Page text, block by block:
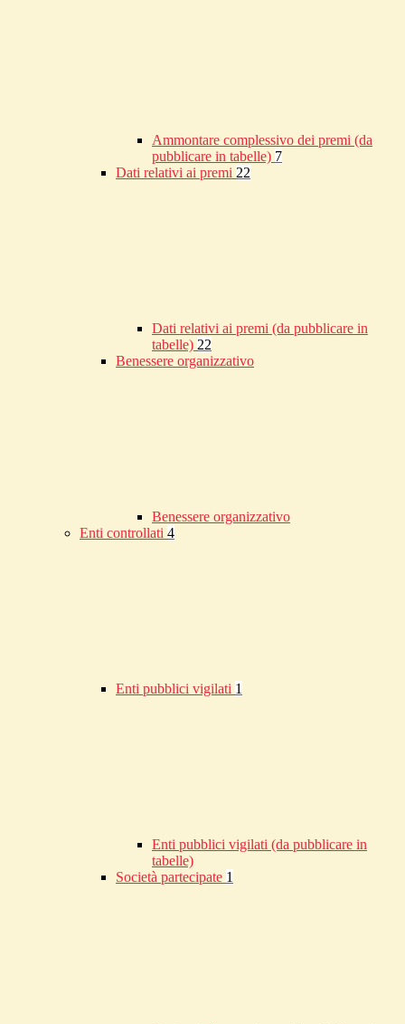
Ammontare complessivo dei premi (da
pubblicare in tabelle) 7
Dati relativi ai premi 22
Dati relativi ai premi (da pubblicare in
tabelle) 22
Benessere organizzativo
Benessere organizzativo
Enti controllati 4
Enti pubblici vigilati 1
Enti pubblici vigilati (da pubblicare in
tabelle)
Società partecipate 1